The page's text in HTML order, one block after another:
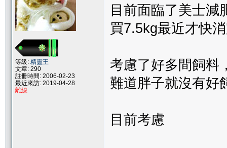
等級: 精靈王
文章: 290
註冊時間: 2006-02-23
最近來訪: 2019-04-28
離線
目前面臨了美士減
買7.5kg最近才快
考慮了好多間飼料
難道胖子就沒有
目前考慮